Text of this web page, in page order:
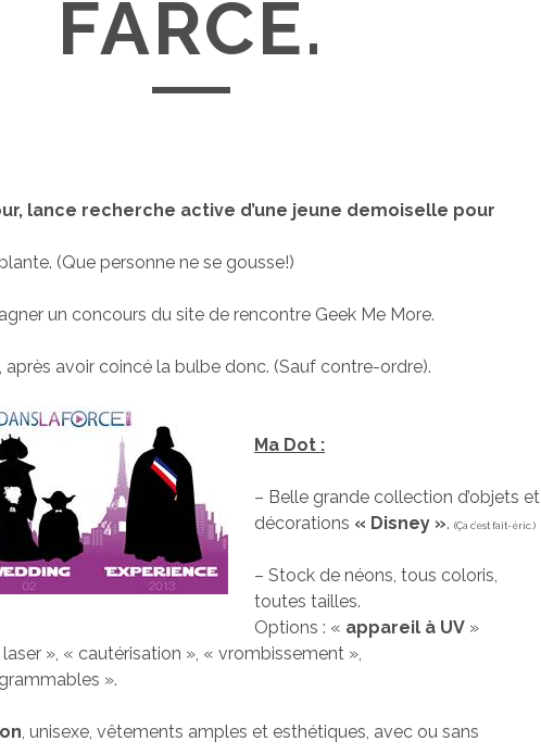
FARCE.
lance recherche active d’une jeune demoiselle pour
(Que personne ne se gousse!)
un concours du site de rencontre Geek Me More.
après avoir coincé la bulbe donc. (Sauf contre-ordre).
Ma Dot :
– Belle grande collection d’objets et
décorations « Disney ».(Ça c’est fait-éric.)
– Stock de néons, tous coloris,
toutes tailles.
Options : « appareil à UV »
», « cautérisation », « vrombissement »,
».
, unisexe, vêtements amples et esthétiques, avec ou sans